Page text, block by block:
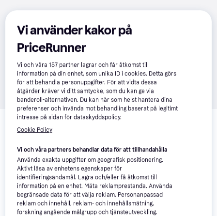
Relaterade produkter
Vi har plockat fram ett urval av produkter som kanske skulle
Vi använder kakor på
PriceRunner
Vi och våra157 partner lagrar och får åtkomst till
information på din enhet, som unika ID i cookies. Detta görs
för att behandla personuppgifter. För att vidta dessa
åtgärder kräver vi ditt samtycke, som du kan ge via
banderoll-alternativen. Du kan när som helst hantera dina
preferenser och invända mot behandling baserat på legitimt
intresse på sidan för dataskyddspolicy.
Cookie Policy
Vi och våra partners behandlar data för att tillhandahålla
Använda exakta uppgifter om geografisk positionering.
Aktivt läsa av enhetens egenskaper för
identifieringsändamål. Lagra och/eller få åtkomst till
information på en enhet. Mäta reklamprestanda. Använda
begränsade data för att välja reklam. Personanpassad
reklam och innehåll, reklam- och innehållsmätning,
forskning angående målgrupp och tjänsteutveckling.